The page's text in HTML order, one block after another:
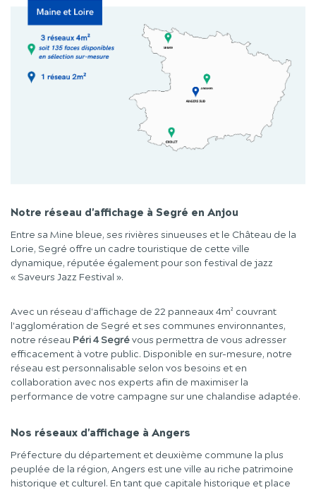
Notre réseau d'affichage à Segré en Anjou
Entre sa Mine bleue, ses rivières sinueuses et le Château de la
Lorie, Segré offre un cadre touristique de cette ville
dynamique, réputée également pour son festival de jazz
« Saveurs Jazz Festival ».
Avec un réseau d'affichage de 22 panneaux 4m² couvrant
l'agglomération de Segré et ses communes environnantes,
notre réseau Péri 4 Segrévous permettra de vous adresser
efficacement à votre public. Disponible en sur-mesure, notre
réseau est personnalisable selon vos besoins et en
collaboration avec nos experts afin de maximiser la
performance de votre campagne sur une chalandise adaptée.
Nos réseaux d'affichage à Angers
Préfecture du département et deuxième commune la plus
peuplée de la région, Angers est une ville au riche patrimoine
historique et culturel. En tant que capitale historique et place